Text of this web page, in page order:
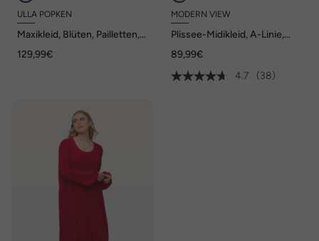
ULLA POPKEN
Maxikleid, Blüten, Pailletten,
129,99€
MODERN VIEW
Plissee-Midikleid, A-Linie,
89,99€
4.7
(38)